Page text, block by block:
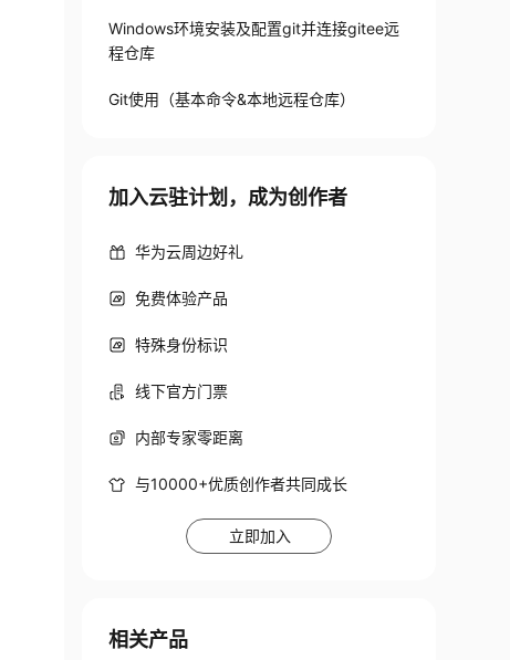
Windows环境安装及配置git并连接gitee远
程仓库
Git使用（基本命令&本地远程仓库）
加入云驻计划，成为创作者
华为云周边好礼
免费体验产品
特殊身份标识
线下官方门票
内部专家零距离
与10000+优质创作者共同成长
立即加入
相关产品